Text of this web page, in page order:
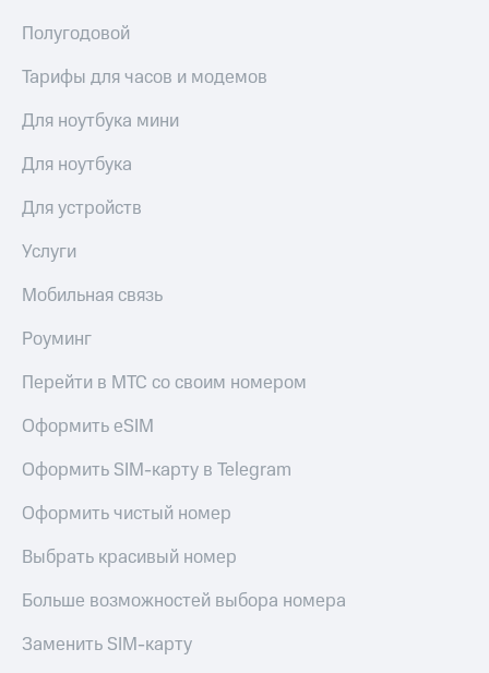
Полугодовой
Тарифы для часов и модемов
Для ноутбука мини
Для ноутбука
Для устройств
Услуги
Мобильная связь
Роуминг
Перейти в МТС со своим номером
Оформить eSIM
Оформить SIM-карту в Telegram
Оформить чистый номер
Выбрать красивый номер
Больше возможностей выбора номера
Заменить SIM-карту